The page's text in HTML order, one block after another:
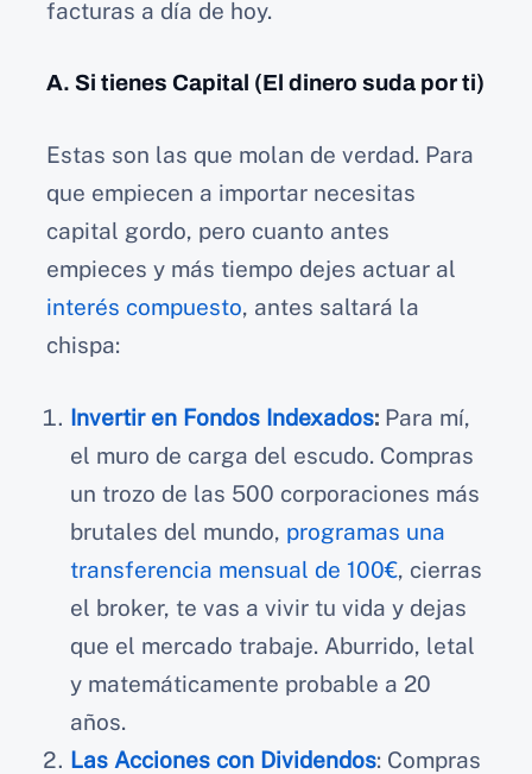
facturas a día de hoy.
A. Si tienes Capital (El dinero suda por ti)
Estas son las que molan de verdad. Para
que empiecen a importar necesitas
capital gordo, pero cuanto antes
empieces y más tiempo dejes actuar al
interés compuesto, antes saltará la
chispa:
Invertir en Fondos Indexados: Para mí,
el muro de carga del escudo. Compras
un trozo de las 500 corporaciones más
brutales del mundo, programas una
transferencia mensual de 100€, cierras
el broker, te vas a vivir tu vida y dejas
que el mercado trabaje. Aburrido, letal
y matemáticamente probable a 20
años.
Las Acciones con Dividendos: Compras